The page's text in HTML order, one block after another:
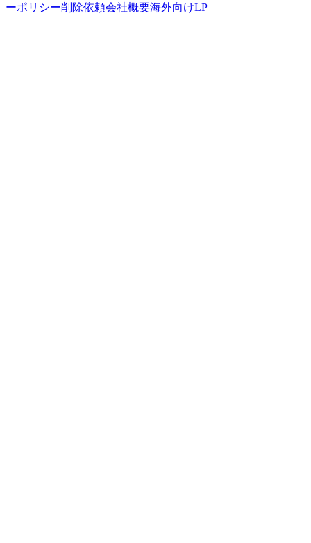
ーポリシー削除依頼会社概要海外向けLP